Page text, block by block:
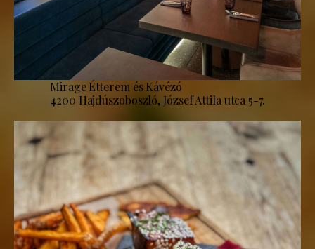
Mirage Étterem és Kávézó
4200 Hajdúszoboszló, József Attila utca 5-7.